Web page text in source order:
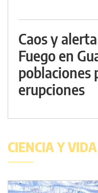
Caos y
Fuego en
poblaciones
erupciones
CIENCIA Y VIDA